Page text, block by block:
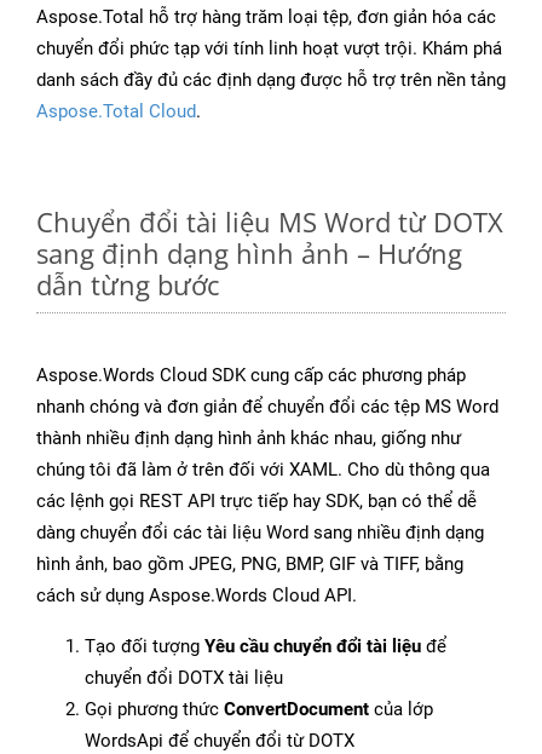
Aspose.Total hỗ trợ hàng trăm loại tệp, đơn giản hóa các
chuyển đổi phức tạp với tính linh hoạt vượt trội. Khám phá
danh sách đầy đủ các định dạng được hỗ trợ trên nền tảng
Aspose.Total Cloud.
Chuyển đổi tài liệu MS Word từ DOTX
sang định dạng hình ảnh – Hướng
dẫn từng bước
Aspose.Words Cloud SDK cung cấp các phương pháp
nhanh chóng và đơn giản để chuyển đổi các tệp MS Word
thành nhiều định dạng hình ảnh khác nhau, giống như
chúng tôi đã làm ở trên đối với XAML. Cho dù thông qua
các lệnh gọi REST API trực tiếp hay SDK, bạn có thể dễ
dàng chuyển đổi các tài liệu Word sang nhiều định dạng
hình ảnh, bao gồm JPEG, PNG, BMP, GIF và TIFF, bằng
cách sử dụng Aspose.Words Cloud API.
Tạo đối tượng Yêu cầu chuyển đổi tài liệu để
chuyển đổi DOTX tài liệu
Gọi phương thức ConvertDocument của lớp
WordsApi để chuyển đổi từ DOTX